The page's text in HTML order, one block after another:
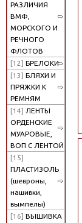
РАЗЛИЧИЯ
ВМФ,
МОРСКОГО И
РЕЧНОГО
ФЛОТОВ
[12] БРЕЛОКИ
[13] БЛЯХИ И
ПРЯЖКИ К
РЕМНЯМ
[14] ЛЕНТЫ
ОРДЕНСКИЕ
МУАРОВЫЕ,
ВОП С ЛЕНТОЙ
[15]
ПЛАСТИЗОЛЬ
(шевроны,
нашивки,
вымпелы)
[16] ВЫШИВКА